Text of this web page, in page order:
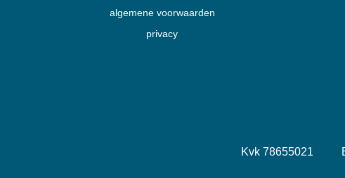
algemene voorwaarden
privacy
Kvk 78655021